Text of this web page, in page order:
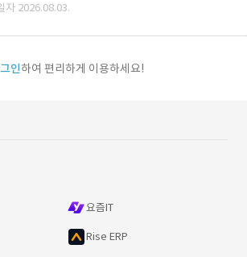
자 2026.08.03.
인하여 편리하게 이용하세요!
요즘IT
Rise ERP